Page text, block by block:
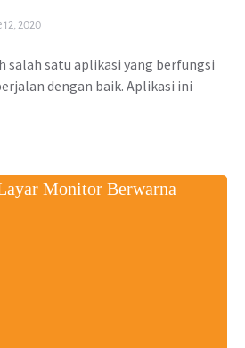
12, 2020
salah satu aplikasi yang berfungsi
dengan baik. Aplikasi ini